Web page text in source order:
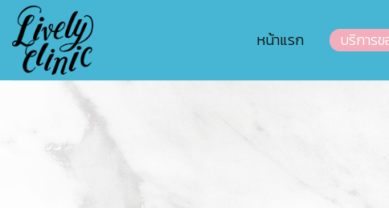
Skip
content
หน้าแรก บริการข